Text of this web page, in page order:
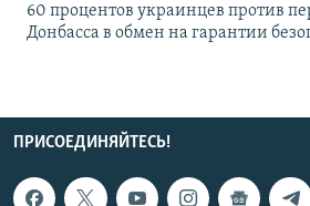
60 процентов украинцев против
Донбасса в обмен на гарантии
ПРИСОЕДИНЯЙТЕСЬ!